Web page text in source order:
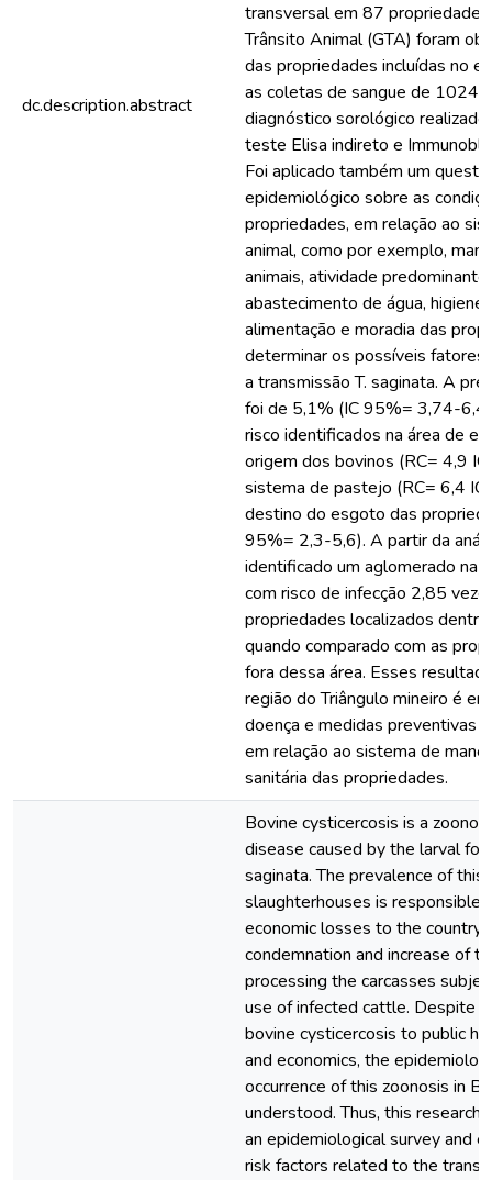
dc.description.abstract
transversal em 87
Trânsito Animal (GTA) foram
das propriedades incluídas no
as coletas de sangue de 1024
diagnóstico sorológico
teste Elisa indireto e
Foi aplicado também um
epidemiológico sobre as
propriedades, em relação ao
animal, como por exemplo,
animais, atividade
abastecimento de água,
alimentação e moradia das
determinar os possíveis fatores
a transmissão T. saginata. A
foi de 5,1% (IC 95%= 3,74-
risco identificados na área de
origem dos bovinos (RC= 4,9
sistema de pastejo (RC= 6,4
destino do esgoto das
95%= 2,3-5,6). A partir da
identificado um aglomerado na
com risco de infecção 2,85
propriedades localizados
quando comparado com as
fora dessa área. Esses
região do Triângulo mineiro é
doença e medidas preventivas
em relação ao sistema de
sanitária das propriedades.
Bovine cysticercosis is a
disease caused by the larval
saginata. The prevalence of this
slaughterhouses is responsible
economic losses to the country
condemnation and increase of
processing the carcasses
use of infected cattle. Despite
bovine cysticercosis to public
and economics, the
occurrence of this zoonosis in
understood. Thus, this research
an epidemiological survey and
risk factors related to the